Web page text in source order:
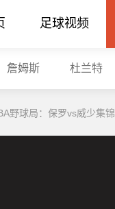
足球视频
詹姆斯 杜兰特
野球局：保罗vs威少集锦